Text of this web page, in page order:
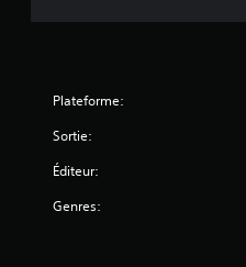
Plateforme:
Sortie:
Éditeur:
Genres: